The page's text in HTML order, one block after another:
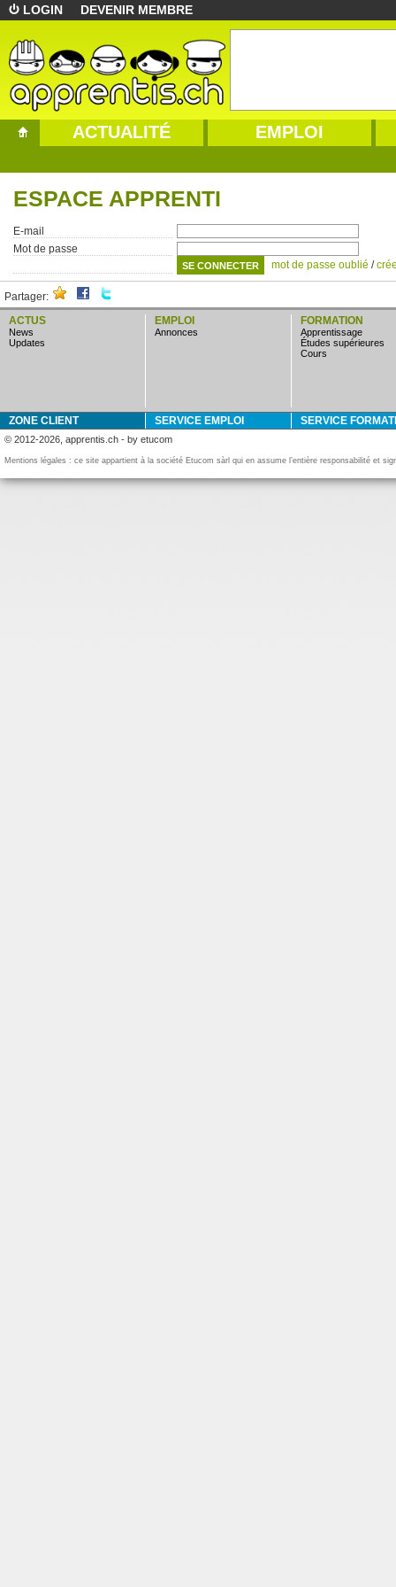
LOGIN DEVENIR MEMBRE
ACTUALITÉ EMPLOI
ESPACE APPRENTI
E-mail
Mot de passe
mot de passe oublié /
Partager:
ACTUS
news
updates
EMPLOI
annonces
FORMATION
apprentissage
études supérieures
cours
ZONE CLIENT SERVICE EMPLOI SERVICE
© 2012-2026, apprentis.ch - by etucom
Mentions légales : ce site appartient à la société Etucom sàrl qui en assume l’entière responsabilité et